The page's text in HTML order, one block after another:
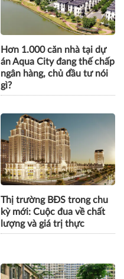
Hơn 1.000 căn nhà tại dự
án Aqua City đang thế chấp
ngân hàng, chủ đầu tư nói
gì?
Thị trường BĐS trong chu
kỳ mới: Cuộc đua về chất
lượng và giá trị thực